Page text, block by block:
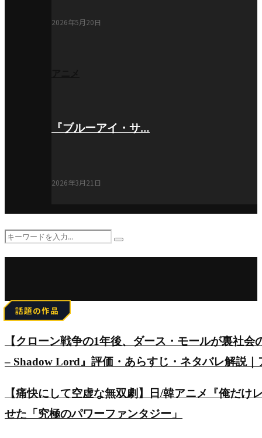
2026年5月20日
『ブルーアイ・サ…
2026年3月21日
Search
Search
話題の作品
【クローン戦争の1年後、ダース・モールが裏社
– Shadow Lord』評価・あらすじ・ネタバレ解説
【痛快にして空虚な無双劇】日/韓アニメ『俺だ
せた「究極のパワーファンタジー」